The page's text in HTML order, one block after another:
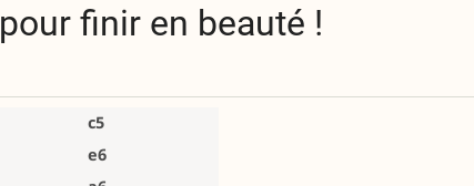
finir en beauté !